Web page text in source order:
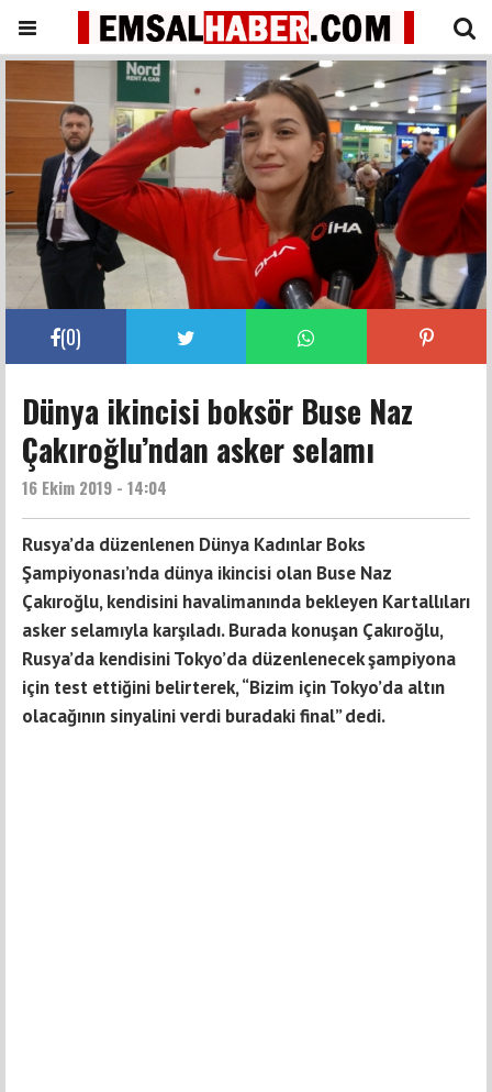
(0)
Dünya ikincisi boksör Buse Naz
Çakıroğlu’ndan asker selamı
16 Ekim 2019 - 14:04
Rusya’da düzenlenen Dünya Kadınlar Boks
Şampiyonası’nda dünya ikincisi olan Buse Naz
Çakıroğlu, kendisini havalimanında bekleyen Kartallıları
asker selamıyla karşıladı. Burada konuşan Çakıroğlu,
Rusya’da kendisini Tokyo’da düzenlenecek şampiyona
için test ettiğini belirterek, “Bizim için Tokyo’da altın
olacağının sinyalini verdi buradaki final” dedi.